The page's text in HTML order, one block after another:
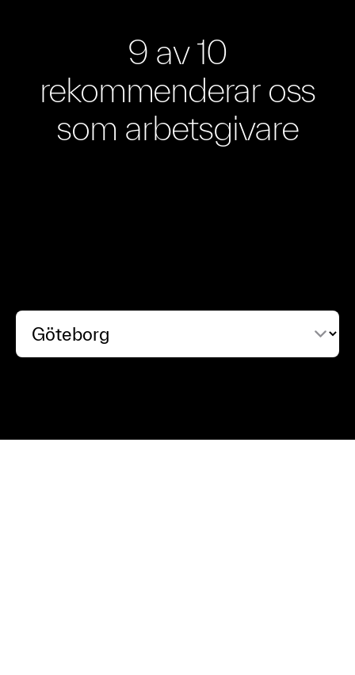
9 av 10
rekommenderar oss
som arbetsgivare